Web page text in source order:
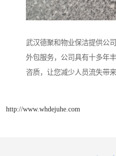
武汉德聚和物业保洁提供公
外包服务，公司具有十多年
咨质，让您减少人员流失带
http://www.whdejuhe.com